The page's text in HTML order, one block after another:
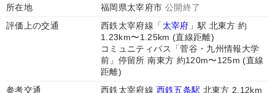
所在地 福岡県太宰府市 公開終了
評価上の交通
西鉄太宰府線「 太宰府 」駅 北東方 約
1.23km〜1.25km (直線距離)
コミュニティバス「菅谷・九州情報大学
前」停留所 南東方 約120m〜125m (直線
距離)
参考交通
西鉄太宰府線 西鉄五条駅 北東方 2.12km